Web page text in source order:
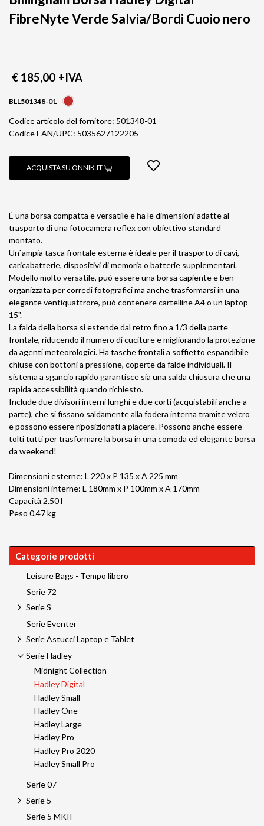
FibreNyte Verde Salvia/Bordi Cuoio nero
€ 185,00 +IVA
BLL501348-01
Codice articolo del fornitore: 501348-01
Codice EAN/UPC: 5035627122205
ACQUISTA SU ONNIK.IT
È una borsa compatta e versatile e ha le dimensioni adatte al
trasporto di una fotocamera reflex con obiettivo standard
montato.
Un`ampia tasca frontale esterna è ideale per il trasporto di cavi,
caricabatterie, dispositivi di memoria o batterie supplementari.
Modello molto versatile, può essere una borsa capiente e ben
organizzata per corredi fotografici ma anche trasformarsi in una
elegante ventiquattrore, può contenere cartelline A4 o un laptop
15".
La falda della borsa si estende dal retro fino a 1/3 della parte
frontale, riducendo il numero di cuciture e migliorando la protezione
da agenti meteorologici. Ha tasche frontali a soffietto espandibile
chiuse con bottoni a pressione, coperte da falde individuali. Il
sistema a sgancio rapido garantisce sia una salda chiusura che una
rapida accessibilità quando richiesto.
Include due divisori interni lunghi e due corti (acquistabili anche a
parte), che si fissano saldamente alla fodera interna tramite velcro
e possono essere riposizionati a piacere. Possono anche essere
tolti tutti per trasformare la borsa in una comoda ed elegante borsa
da weekend!
Dimensioni esterne: L 220 x P 135 x A 225 mm
Dimensioni interne: L 180mm x P 100mm x A 170mm
Capacità 2.50 l
Peso 0.47 kg
Categorie prodotti
Leisure Bags - Tempo libero
Serie 72
Serie S
Serie Eventer
Serie Astucci Laptop e Tablet
Serie Hadley
Midnight Collection
Hadley Digital
Hadley Small
Hadley One
Hadley Large
Hadley Pro
Hadley Pro 2020
Hadley Small Pro
Serie 07
Serie 5
Serie 5 MKII